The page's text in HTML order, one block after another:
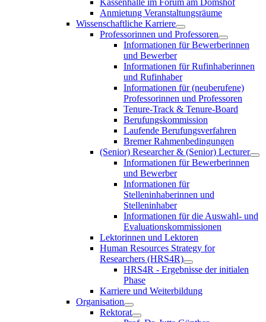
Anmietung Veranstaltungsräume
Wissenschaftliche Karriere
Professorinnen und Professoren
Informationen für Bewerberinnen
und Bewerber
Informationen für Rufinhaberinnen
und Rufinhaber
Informationen für (neuberufene)
Professorinnen und Professoren
Tenure-Track & Tenure-Board
Berufungskommission
Laufende Berufungsverfahren
Bremer Rahmenbedingungen
(Senior) Researcher & (Senior) Lecturer
Informationen für Bewerberinnen
und Bewerber
Informationen für
Stelleninhaberinnen und
Stelleninhaber
Informationen für die Auswahl- und
Evaluationskommissionen
Lektorinnen und Lektoren
Human Resources Strategy for
Researchers (HRS4R)
HRS4R - Ergebnisse der initialen
Phase
Karriere und Weiterbildung
Organisation
Rektorat